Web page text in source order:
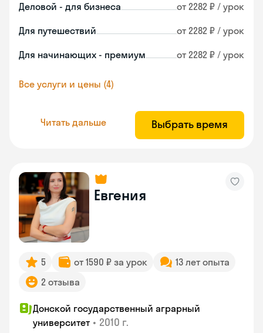
Деловой - для бизнеса от 2282 ₽ / урок
Для путешествий от 2282 ₽ / урок
Для начинающих - премиум от 2282 ₽ / урок
Все услуги и цены (4)
Читать дальше Выбрать время
Евгения
5 от 1590 ₽ за урок
13 лет опыта
2 отзыва
Донской государственный аграрный
университет • 2010 г.